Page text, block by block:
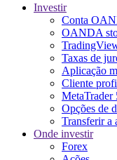
Investir
Conta
OANDA
Taxas de
Aplicação
Cliente
MetaTrader
Opções de
Transferir a
Onde investir
Forex